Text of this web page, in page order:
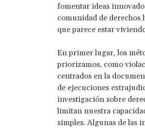
fomentar ideas
comunidad de derechos
que parece estar
En primer lugar, los
priorizamos, como
centrados en la
de ejecuciones
investigación sobre
limitan nuestra
simples. Algunas de las